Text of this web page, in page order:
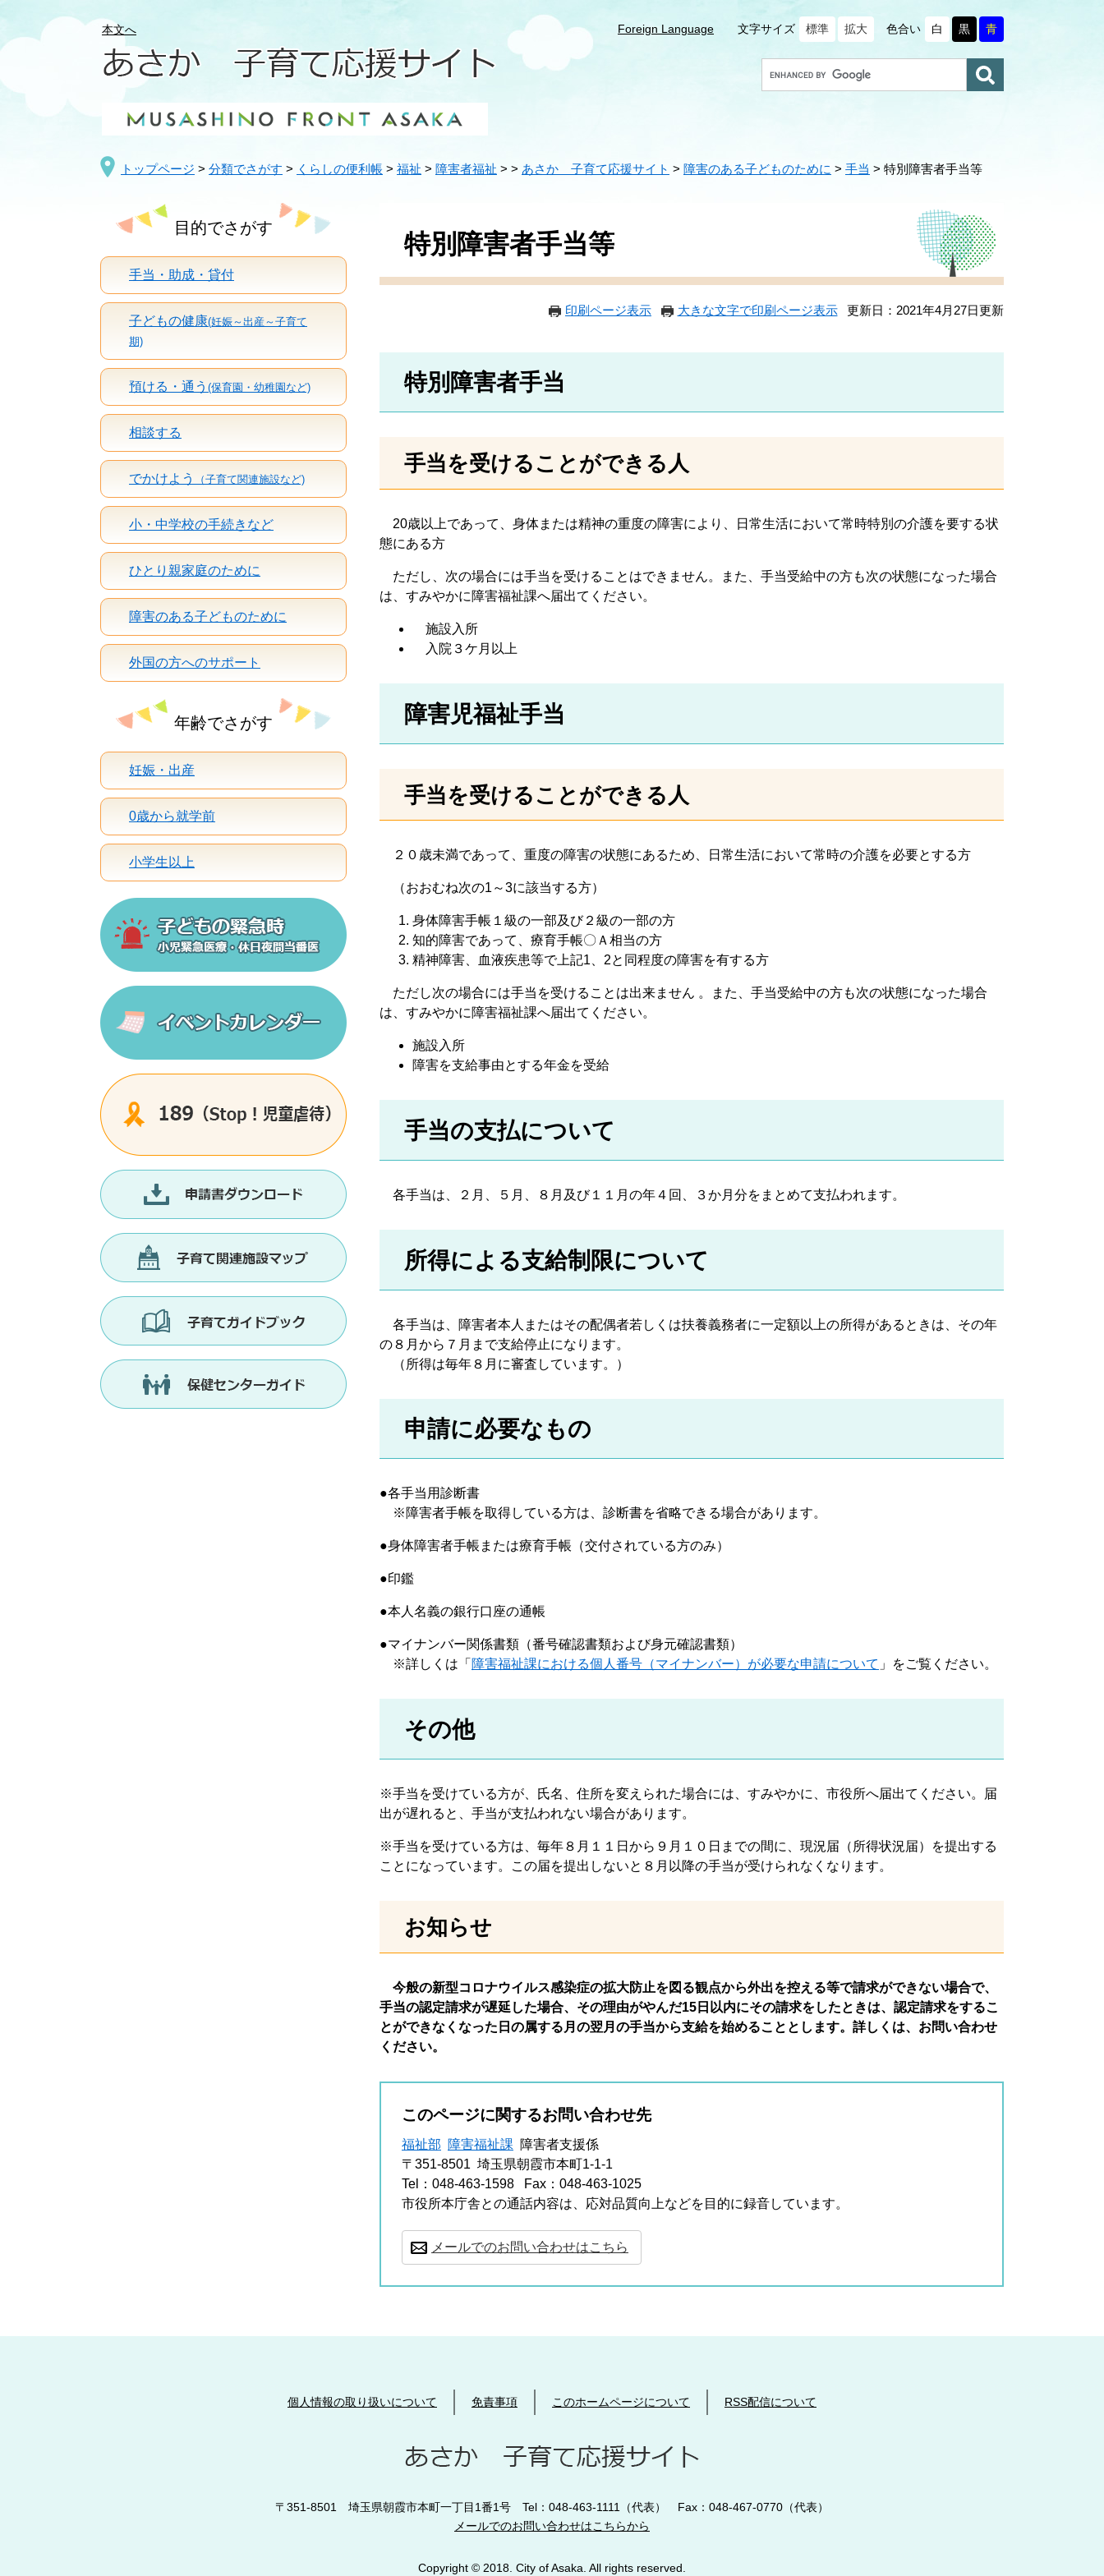
ジ
先
ュ
を
本文へ Foreign Language 文字サイズ 標準 拡大 色合い 白 黒 青
カ
トップページ > 分類でさがす > くらしの便利帳 > 福祉 > 障害者福祉 > > あさか 子育て応援サイト > 障害のある子どものために > 手当 > 特別障害者手当等
特別障害者手当等
印刷ページ表示 大きな文字で印刷ページ表示 更新日：2021年4月27日更新
特別障害者手当
手当を受けることができる人
20歳以上であって、身体または精神の重度の障害により、日常生活において常時特別の介護を要する状
態にある方
ただし、次の場合には手当を受けることはできません。また、手当受給中の方も次の状態になった場合
は、すみやかに障害福祉課へ届出てください。
施設入所
入院３ケ月以上
障害児福祉手当
手当を受けることができる人
２０歳未満であって、重度の障害の状態にあるため、日常生活において常時の介護を必要とする方
（おおむね次の1～3に該当する方）
身体障害手帳１級の一部及び２級の一部の方
知的障害であって、療育手帳〇Ａ相当の方
精神障害、血液疾患等で上記1、2と同程度の障害を有する方
ただし次の場合には手当を受けることは出来ません 。また、手当受給中の方も次の状態になった場合
は、すみやかに障害福祉課へ届出てください。
施設入所
障害を支給事由とする年金を受給
手当の支払について
各手当は、２月、５月、８月及び１１月の年４回、３か月分をまとめて支払われます。
所得による支給制限について
各手当は、障害者本人またはその配偶者若しくは扶養義務者に一定額以上の所得があるときは、その年
の８月から７月まで支給停止になります。
（所得は毎年８月に審査しています。）
申請に必要なもの
●各手当用診断書
※障害者手帳を取得している方は、診断書を省略できる場合があります。
●身体障害者手帳または療育手帳（交付されている方のみ）
●印鑑
●本人名義の銀行口座の通帳
●マイナンバー関係書類（番号確認書類および身元確認書類）
※詳しくは「 障害福祉課における個人番号（マイナンバー）が必要な申請について 」をご覧ください。
その他
※手当を受けている方が、氏名、住所を変えられた場合には、すみやかに、市役所へ届出てください。届
出が遅れると、手当が支払われない場合があります。
※手当を受けている方は、毎年８月１１日から９月１０日までの間に、現況届（所得状況届）を提出する
ことになっています。この届を提出しないと８月以降の手当が受けられなくなります。
お知らせ
今般の新型コロナウイルス感染症の拡大防止を図る観点から外出を控える等で請求ができない場合で、
手当の認定請求が遅延した場合、その理由がやんだ15日以内にその請求をしたときは、認定請求をするこ
とができなくなった日の属する月の翌月の手当から支給を始めることとします。詳しくは、お問い合わせ
ください。
このページに関するお問い合わせ先
福祉部 障害福祉課 障害者支援係
〒351-8501 埼玉県朝霞市本町1-1-1
Tel：048-463-1598
Fax：048-463-1025
市役所本庁舎との通話内容は、応対品質向上などを目的に録音しています。
メールでのお問い合わせはこちら
目的でさがす
手当・助成・貸付
子どもの健康(妊娠～出産～子育て
期)
預ける・通う (保育園・幼稚園など)
相談する
でかけよう （子育て関連施設など)
小・中学校の手続きなど
ひとり親家庭のために
障害のある子どものために
外国の方へのサポート
年齢でさがす
妊娠・出産
0歳から就学前
小学生以上
個人情報の取り扱いについて 免責事項 このホームページについて RSS配信について
〒351-8501 埼玉県朝霞市本町一丁目1番1号 Tel：048-463-1111（代表） Fax：048-467-0770（代表）
メールでのお問い合わせはこちらから
Copyright © 2018. City of Asaka. All rights reserved.